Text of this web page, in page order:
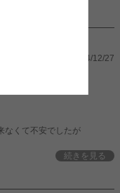
2024/12/27
なくて不安でしたが
続きを見る